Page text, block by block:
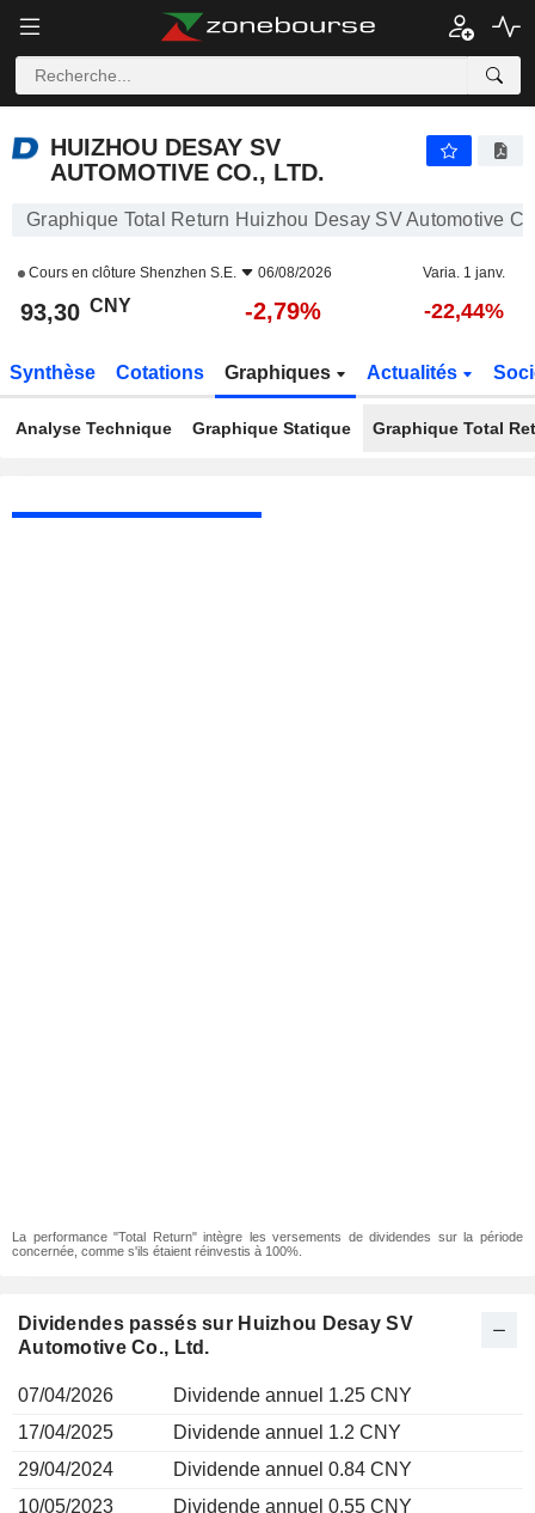
HUIZHOU DESAY SV
AUTOMOTIVE CO., LTD.
Graphique Total Return Huizhou Desay SV Automotive
Cours en clôture Shenzhen S.E. 06/08/2026 Varia. 1 janv.
93,30 CNY -2,79% -22,44%
Synthèse Cotations Graphiques Actualités
Analyse Technique Graphique Statique Graphique Total
La performance "Total Return" intègre les versements de dividendes sur la période
concernée, comme s'ils étaient réinvestis à 100%.
Dividendes passés sur Huizhou Desay SV
Automotive Co., Ltd.
07/04/2026
Dividende annuel 1.25 CNY
17/04/2025
Dividende annuel 1.2 CNY
29/04/2024
Dividende annuel 0.84 CNY
10/05/2023
Dividende annuel 0.55 CNY